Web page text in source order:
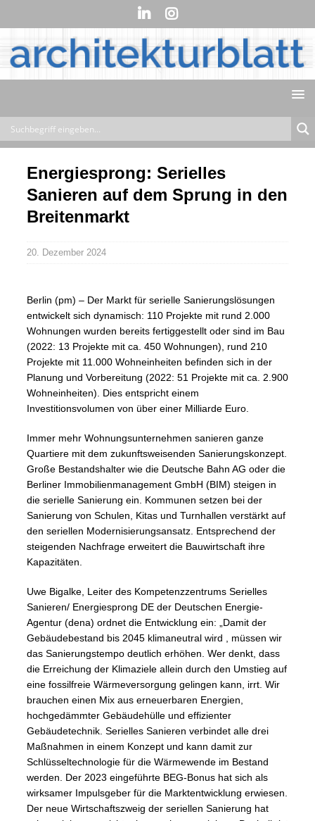
Energiesprong: Serielles
Sanieren auf dem Sprung in den
Breitenmarkt
20. Dezember 2024
Berlin (pm) – Der Markt für serielle Sanierungslösungen
entwickelt sich dynamisch: 110 Projekte mit rund 2.000
Wohnungen wurden bereits fertiggestellt oder sind im Bau
(2022: 13 Projekte mit ca. 450 Wohnungen), rund 210
Projekte mit 11.000 Wohneinheiten befinden sich in der
Planung und Vorbereitung (2022: 51 Projekte mit ca. 2.900
Wohneinheiten). Dies entspricht einem
Investitionsvolumen von über einer Milliarde Euro.
Immer mehr Wohnungsunternehmen sanieren ganze
Quartiere mit dem zukunftsweisenden Sanierungskonzept.
Große Bestandshalter wie die Deutsche Bahn AG oder die
Berliner Immobilienmanagement GmbH (BIM) steigen in
die serielle Sanierung ein. Kommunen setzen bei der
Sanierung von Schulen, Kitas und Turnhallen verstärkt auf
den seriellen Modernisierungsansatz. Entsprechend der
steigenden Nachfrage erweitert die Bauwirtschaft ihre
Kapazitäten.
Uwe Bigalke, Leiter des Kompetenzzentrums Serielles
Sanieren/ Energiesprong DE der Deutschen Energie-
Agentur (dena) ordnet die Entwicklung ein: „Damit der
Gebäudebestand bis 2045 klimaneutral wird , müssen wir
das Sanierungstempo deutlich erhöhen. Wer denkt, dass
die Erreichung der Klimaziele allein durch den Umstieg auf
eine fossilfreie Wärmeversorgung gelingen kann, irrt. Wir
brauchen einen Mix aus erneuerbaren Energien,
hochgedämmter Gebäudehülle und effizienter
Gebäudetechnik. Serielles Sanieren verbindet alle drei
Maßnahmen in einem Konzept und kann damit zur
Schlüsseltechnologie für die Wärmewende im Bestand
werden. Der 2023 eingeführte BEG-Bonus hat sich als
wirksamer Impulsgeber für die Marktentwicklung erwiesen.
Der neue Wirtschaftszweig der seriellen Sanierung hat